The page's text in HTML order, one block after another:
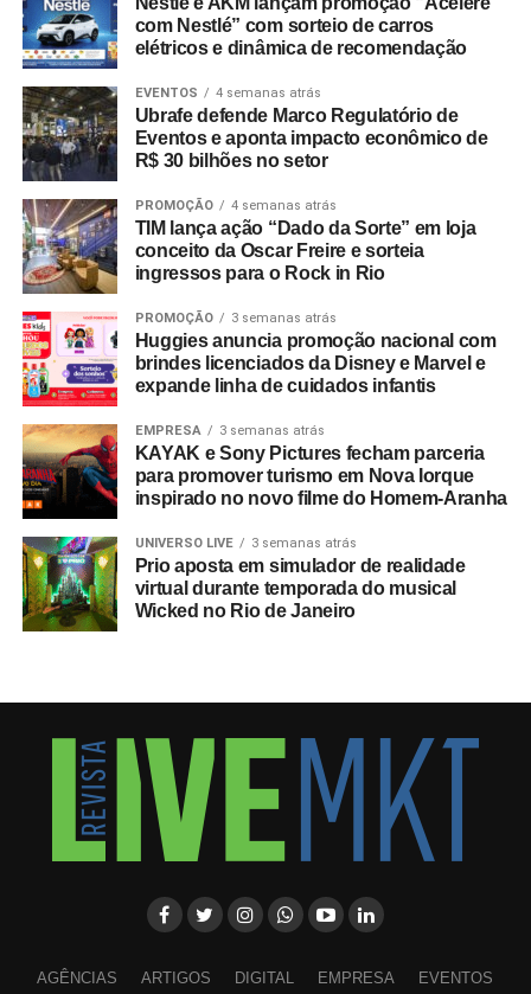
com Nestlé” com sorteio de carros
elétricos e dinâmica de recomendação
EVENTOS 4 semanas atrás
Ubrafe defende Marco Regulatório de
Eventos e aponta impacto econômico de
R$ 30 bilhões no setor
PROMOÇÃO 4 semanas atrás
TIM lança ação “Dado da Sorte” em loja
conceito da Oscar Freire e sorteia
ingressos para o Rock in Rio
PROMOÇÃO 3 semanas atrás
Huggies anuncia promoção nacional com
brindes licenciados da Disney e Marvel e
expande linha de cuidados infantis
EMPRESA 3 semanas atrás
KAYAK e Sony Pictures fecham parceria
para promover turismo em Nova Iorque
inspirado no novo filme do Homem-Aranha
UNIVERSO LIVE 3 semanas atrás
Prio aposta em simulador de realidade
virtual durante temporada do musical
Wicked no Rio de Janeiro
AGÊNCIAS ARTIGOS DIGITAL EMPRESA EVENTOS